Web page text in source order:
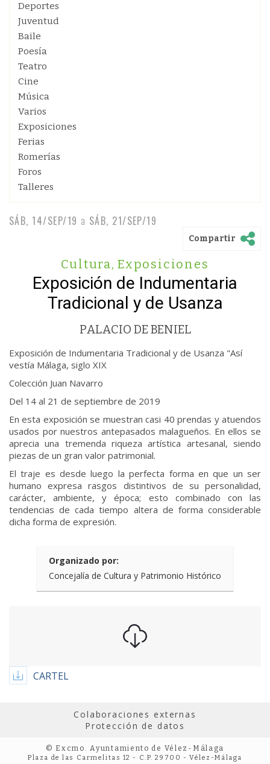
Deportes
Juventud
Baile
Poesía
Teatro
Cine
Música
Varios
Exposiciones
Ferias
Romerías
Foros
Talleres
SÁB, 14/SEP/19 a SÁB, 21/SEP/19
Compartir
Cultura, Exposiciones
Exposición de Indumentaria
Tradicional y de Usanza
PALACIO DE BENIEL
Exposición de Indumentaria Tradicional y de Usanza "Así
vestía Málaga, siglo XIX
Colección Juan Navarro
Del 14 al 21 de septiembre de 2019
En esta exposición se muestran casi 40 prendas y atuendos
usados por nuestros antepasados malagueños. En ellos se
aprecia una tremenda riqueza artística artesanal, siendo
piezas de un gran valor patrimonial.
El traje es desde luego la perfecta forma en que un ser
humano expresa rasgos distintivos de su personalidad,
carácter, ambiente, y época; esto combinado con las
tendencias de cada tiempo altera de forma considerable
dicha forma de expresión.
Organizado por:
Concejalía de Cultura y Patrimonio Histórico
CARTEL
Colaboraciones externas
Protección de datos
© Excmo. Ayuntamiento de Vélez-Málaga
Plaza de las Carmelitas 12 - C.P. 29700 - Vélez-Málaga